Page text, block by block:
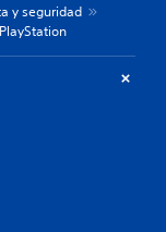
y seguridad